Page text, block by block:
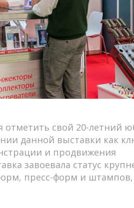
отметить свой 20-летний
данной выставки как
и продвижения
завоевала статус
пресс-форм и